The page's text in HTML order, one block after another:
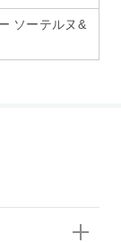
ソーテルヌ&